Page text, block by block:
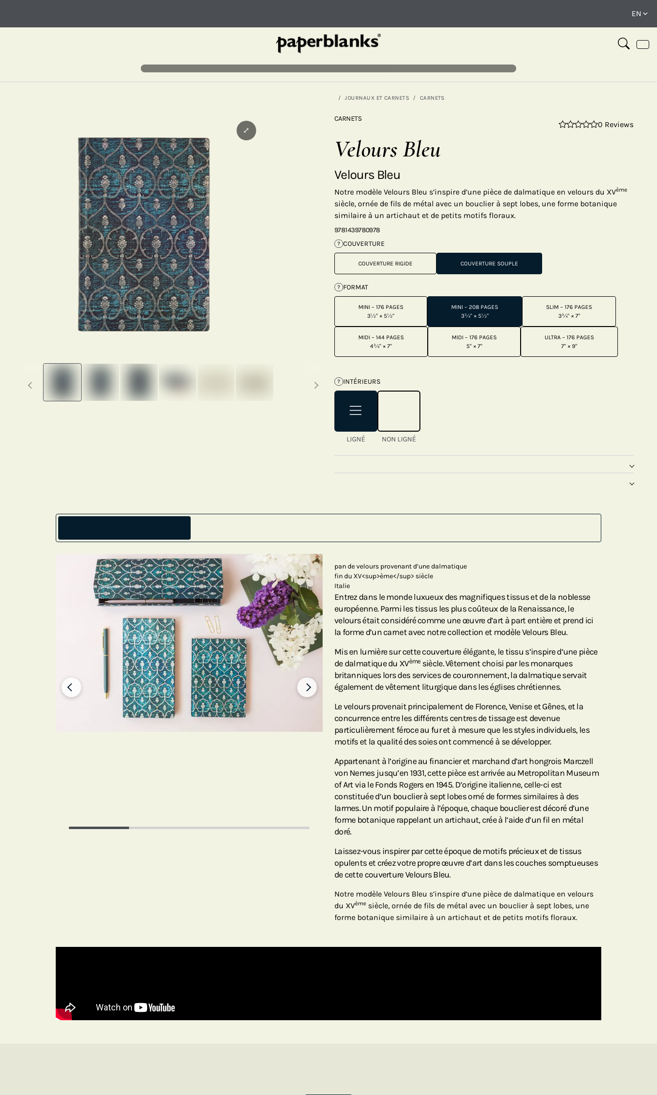
JOURNAUX ET CARNETS CARNETS
Previous thumbnails
⤢
CARNETS
0 Reviews
Velours Bleu
Velours Bleu
Notre modèle Velours Bleu s’inspire d’une pièce de dalmatique en velours du XVème
siècle, ornée de fils de métal avec un bouclier à sept lobes, une forme botanique
similaire à un artichaut et de petits motifs floraux.
9781439780978
? COUVERTURE
COUVERTURE RIGIDE COUVERTURE SOUPLE
? FORMAT
MINI – 176 PAGES
3½" × 5½"
MINI – 208 PAGES
3¾" × 5½"
SLIM – 176 PAGES
3¾" × 7"
MIDI – 144 PAGES
4¾" × 7"
MIDI – 176 PAGES
5" × 7"
ULTRA – 176 PAGES
7" × 9"
? INTÉRIEURS
LIGNÉ NON LIGNÉ
pan de velours provenant d’une dalmatique
fin du XV<sup>ème</sup> siècle
Italie
Entrez dans le monde luxueux des magnifiques tissus et de la noblesse
européenne. Parmi les tissus les plus coûteux de la Renaissance, le
velours était considéré comme une œuvre d’art à part entière et prend ici
la forme d’un carnet avec notre collection et modèle Velours Bleu.
Mis en lumière sur cette couverture élégante, le tissu s’inspire d’une pièce
de dalmatique du XVème siècle. Vêtement choisi par les monarques
britanniques lors des services de couronnement, la dalmatique servait
également de vêtement liturgique dans les églises chrétiennes.
Le velours provenait principalement de Florence, Venise et Gênes, et la
concurrence entre les différents centres de tissage est devenue
particulièrement féroce au fur et à mesure que les styles individuels, les
motifs et la qualité des soies ont commencé à se développer.
Appartenant à l’origine au financier et marchand d’art hongrois Marczell
von Nemes jusqu’en 1931, cette pièce est arrivée au Metropolitan Museum
of Art via le Fonds Rogers en 1945. D’origine italienne, celle-ci est
constituée d’un bouclier à sept lobes orné de formes similaires à des
larmes. Un motif populaire à l’époque, chaque bouclier est décoré d’une
forme botanique rappelant un artichaut, crée à l’aide d’un fil en métal
doré.
Laissez-vous inspirer par cette époque de motifs précieux et de tissus
opulents et créez votre propre œuvre d’art dans les couches somptueuses
de cette couverture Velours Bleu.
Notre modèle Velours Bleu s’inspire d’une pièce de dalmatique en velours
du XVème siècle, ornée de fils de métal avec un bouclier à sept lobes, une
forme botanique similaire à un artichaut et de petits motifs floraux.